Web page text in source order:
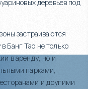
деревьев под
застраиваются
Банг Тао не только
в аренду, но и
парками,
и другими